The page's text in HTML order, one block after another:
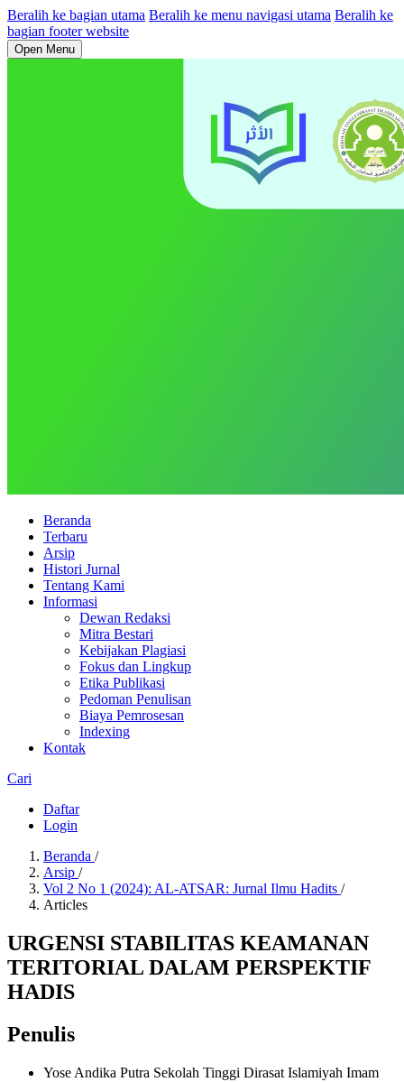
Beralih ke bagian utama Beralih ke menu navigasi utama Beralih ke
bagian footer website
Open Menu
Beranda
Terbaru
Arsip
Histori Jurnal
Tentang Kami
Informasi
Dewan Redaksi
Mitra Bestari
Kebijakan Plagiasi
Fokus dan Lingkup
Etika Publikasi
Pedoman Penulisan
Biaya Pemrosesan
Indexing
Kontak
Cari
Daftar
Login
Beranda /
Arsip /
Vol 2 No 1 (2024): AL-ATSAR: Jurnal Ilmu Hadits /
Articles
URGENSI STABILITAS KEAMANAN
TERITORIAL DALAM PERSPEKTIF
HADIS
Penulis
Yose Andika Putra Sekolah Tinggi Dirasat Islamiyah Imam